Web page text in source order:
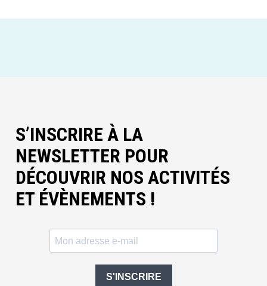
S’INSCRIRE À LA
NEWSLETTER POUR
DÉCOUVRIR NOS ACTIVITÉS
ET ÉVÈNEMENTS !
S'INSCRIRE